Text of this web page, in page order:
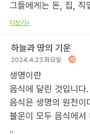
그들에게는 돈, 집, 직
더보기>
하늘과 땅의 기운
2024.4.23.화요일
생명이란
음식에 달린 것입니다.
음식은 생명의 원천이
불운이 모두 음식에서
..